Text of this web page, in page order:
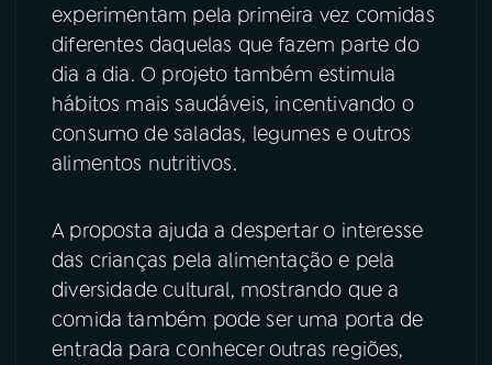
experimentam pela primeira vez comidas
diferentes daquelas que fazem parte do
dia a dia. O projeto também estimula
hábitos mais saudáveis, incentivando o
consumo de saladas, legumes e outros
alimentos nutritivos.
A proposta ajuda a despertar o interesse
das crianças pela alimentação e pela
diversidade cultural, mostrando que a
comida também pode ser uma porta de
entrada para conhecer outras regiões,